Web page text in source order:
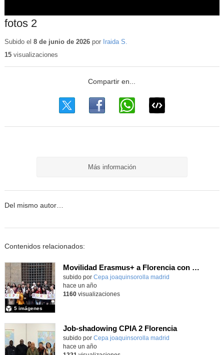
fotos 2
Subido el 8 de junio de 2026por Iraida S.
15visualizaciones
Más información
Del mismo autor…
Contenidos relacionados:
Movilidad Erasmus+ a Florencia con un grupo de alumnos adultos
subido por Cepa joaquinsorolla madrid
5 imágenes
hace un año
1160visualizaciones
Job-shadowing CPIA 2 Florencia
subido por Cepa joaquinsorolla madrid
hace un año